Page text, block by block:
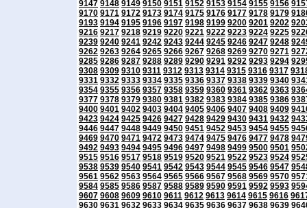
9147 9148 9149 9150 9151 9152 9153 9154 9155 9156
9170 9171 9172 9173 9174 9175 9176 9177 9178 9179
9193 9194 9195 9196 9197 9198 9199 9200 9201 9202
9216 9217 9218 9219 9220 9221 9222 9223 9224 9225
9239 9240 9241 9242 9243 9244 9245 9246 9247 9248
9262 9263 9264 9265 9266 9267 9268 9269 9270 9271
9285 9286 9287 9288 9289 9290 9291 9292 9293 9294
9308 9309 9310 9311 9312 9313 9314 9315 9316 9317
9331 9332 9333 9334 9335 9336 9337 9338 9339 9340
9354 9355 9356 9357 9358 9359 9360 9361 9362 9363
9377 9378 9379 9380 9381 9382 9383 9384 9385 9386
9400 9401 9402 9403 9404 9405 9406 9407 9408 9409
9423 9424 9425 9426 9427 9428 9429 9430 9431 9432
9446 9447 9448 9449 9450 9451 9452 9453 9454 9455
9469 9470 9471 9472 9473 9474 9475 9476 9477 9478
9492 9493 9494 9495 9496 9497 9498 9499 9500 9501
9515 9516 9517 9518 9519 9520 9521 9522 9523 9524
9538 9539 9540 9541 9542 9543 9544 9545 9546 9547
9561 9562 9563 9564 9565 9566 9567 9568 9569 9570
9584 9585 9586 9587 9588 9589 9590 9591 9592 9593
9607 9608 9609 9610 9611 9612 9613 9614 9615 9616
9630 9631 9632 9633 9634 9635 9636 9637 9638 9639